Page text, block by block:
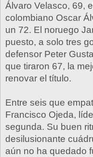
Álvaro Velasco, 69,
colombiano Oscar
un 72. El noruego
puesto, a solo tres
defensor Peter
que tiraron 67, la
renovar el título.
Entre seis que
Francisco Ojeda,
segunda. Su buen
desilusionante
aún no ha quedado